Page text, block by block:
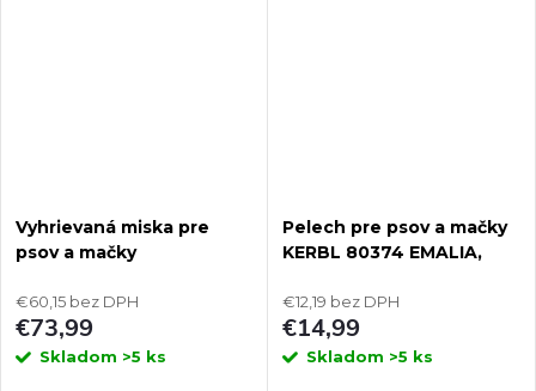
Vyhrievaná miska pre
psov a mačky
€60,15 bez DPH
€73,99
Skladom >5 ks
Pelech pre psov a mačky
KERBL 80374 EMALIA,
€12,19 bez DPH
€14,99
Skladom >5 ks